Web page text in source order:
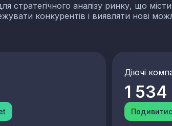
стратегічного аналізу ринку, що
конкурентів і виявляти нові
Діючі
1 534